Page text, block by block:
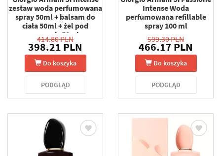
zestaw woda perfumowana
spray 50ml + balsam do
ciała 50ml + żel pod
prysznic 50ml
414.80 PLN
398.21 PLN
Do koszyka
PODGLĄD
Intense Woda
perfumowana refillable
spray 100 ml
599.30 PLN
466.17 PLN
Do koszyka
PODGLĄD